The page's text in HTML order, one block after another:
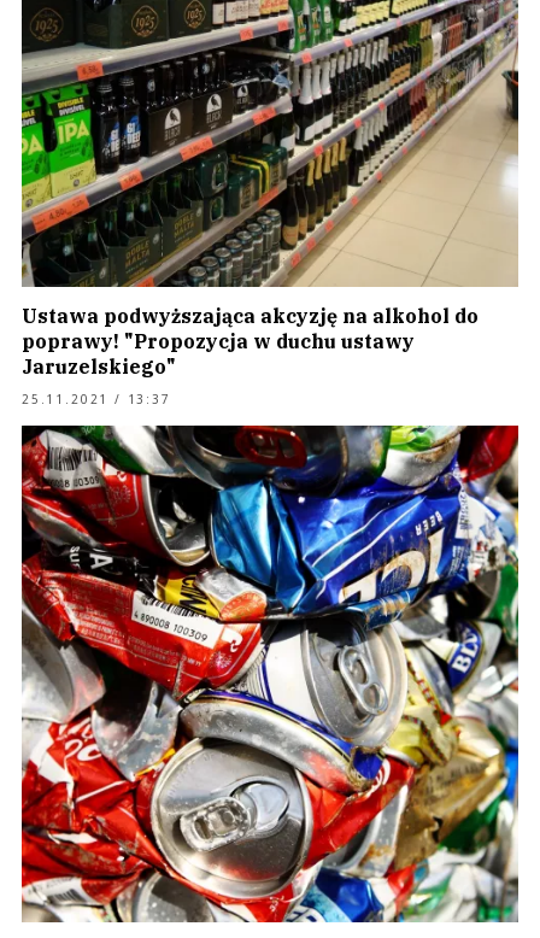
Ustawa podwyższająca akcyzję na alkohol do
poprawy! "Propozycja w duchu ustawy
Jaruzelskiego"
25.11.2021 / 13:37